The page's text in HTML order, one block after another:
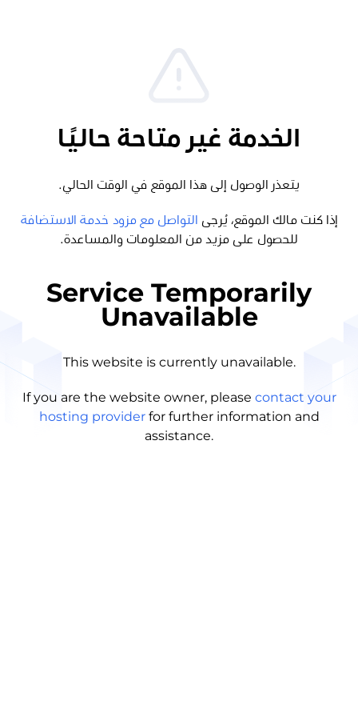
الخدمة غير متاحة حاليًا
يتعذر الوصول إلى هذا الموقع في الوقت الحالي.
إذا كنت مالك الموقع، يُرجى
التواصل مع مزود خدمة الاستضافة
للحصول على مزيد من المعلومات والمساعدة.
Service Temporarily
Unavailable
This website is currently unavailable.
If you are the website owner, please contact your
hosting provider for further information and
assistance.